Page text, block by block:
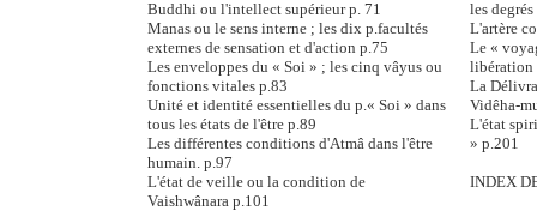
Buddhi ou l'intellect supérieur p. 71
Manas ou le sens interne ; les dix p.facultés
externes de sensation et d'action p.75
Les enveloppes du « Soi » ; les cinq vâyus ou
fonctions vitales p.83
Unité et identité essentielles du p.« Soi » dans
tous les états de l'être p.89
Les différentes conditions d'Atmâ dans l'être
humain. p.97
L'état de veille ou la condition de
Vaishwânara p.101
les
L'artère
Le «
libération
La
Vidêha-
L'état
» p.201
INDEX